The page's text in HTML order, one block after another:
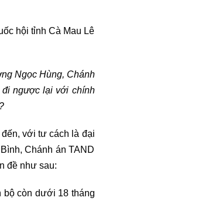
hội tỉnh Cà Mau Lê
Ngọc Hùng, Chánh
đi ngược lại với chính
với tư cách là đại
Chánh án TAND
đề như sau:
bộ còn dưới 18 tháng